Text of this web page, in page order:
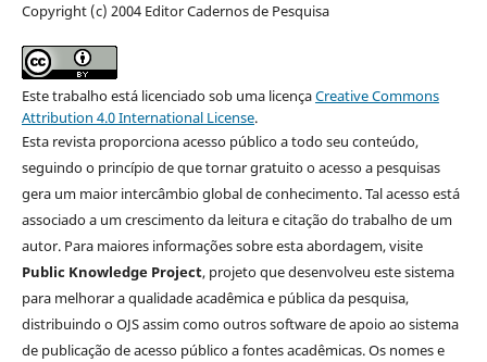
Copyright (c) 2004 Editor Cadernos de Pesquisa
Este trabalho está licenciado sob uma licençaCreative Commons
Attribution 4.0 International License.
Esta revista proporciona acesso público a todo seu conteúdo,
seguindo o princípio de que tornar gratuito o acesso a pesquisas
gera um maior intercâmbio global de conhecimento. Tal acesso está
associado a um crescimento da leitura e citação do trabalho de um
autor. Para maiores informações sobre esta abordagem, visite
Public Knowledge Project, projeto que desenvolveu este sistema
para melhorar a qualidade acadêmica e pública da pesquisa,
distribuindo o OJS assim como outros software de apoio ao sistema
de publicação de acesso público a fontes acadêmicas. Os nomes e